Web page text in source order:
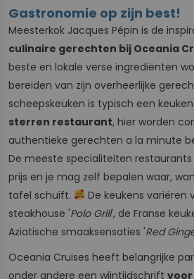
Gastronomie op zijn best!
Meesterkok Jacques Pépin is de
culinaire gerechten bij Oceania
beste en lokale verse ingrediënten
bereiden van zijn overheerlijke
scheepskeuken is typisch een
sterren restaurant, hier worden
authentieke gerechten a la minute
De meeste specialiteiten restaurants
prijs en je mag zelf bepalen waar,
tafel schuift.
De keukens variëren
steakhouse 'Polo Grill', de Franse
Aziatische smaaksensaties 'Red
Oceania Cruises heeft belangrijke
onder andere een wijntijdschrift